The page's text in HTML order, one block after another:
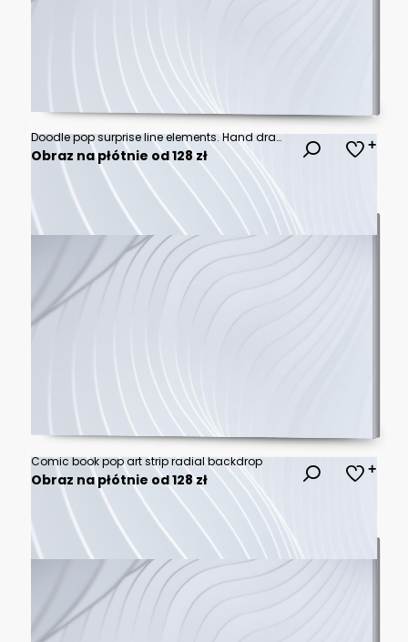
Doodle pop surprise line elements. Hand drawn shine sunburst ray frame for title headline illustration. Doodle vector illustration.
Obraz na płótnie od 128 zł
Comic book pop art strip radial backdrop
Obraz na płótnie od 128 zł